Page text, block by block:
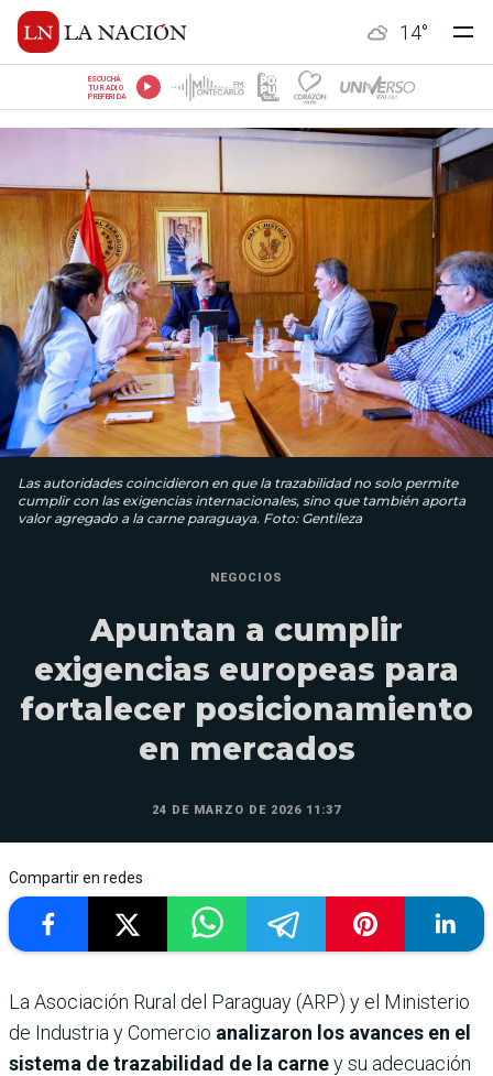
14°
ESCUCHÁ
TU RADIO
PREFERIDA
Las autoridades coincidieron en que la trazabilidad no solo permite
cumplir con las exigencias internacionales, sino que también aporta
valor agregado a la carne paraguaya. Foto: Gentileza
NEGOCIOS
Apuntan a cumplir
exigencias europeas para
fortalecer posicionamiento
en mercados
24 DE MARZO DE 2026 11:37
Compartir en redes
La Asociación Rural del Paraguay (ARP) y el Ministerio
de Industria y Comercio analizaron los avances en el
sistema de trazabilidad de la carney su adecuación